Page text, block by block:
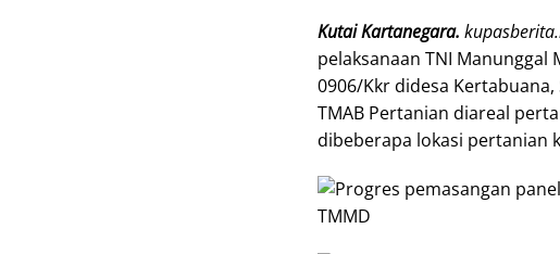
Kutai Kartanegara.
pelaksanaan TNI Manunggal
0906/Kkr didesa
TMAB Pertanian diareal
dibeberapa lokasi pertanian